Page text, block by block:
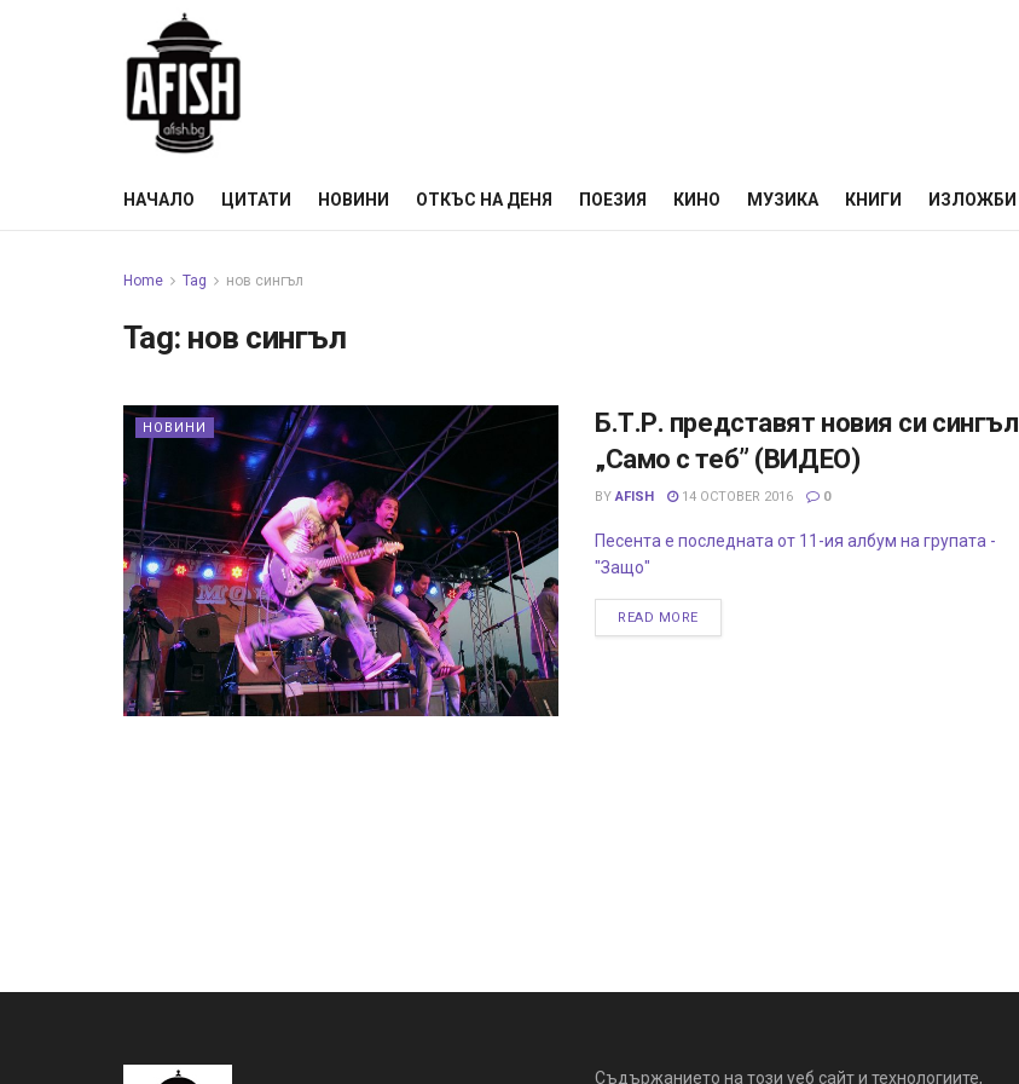
НАЧАЛО ЦИТАТИ НОВИНИ ОТКЪС НА ДЕНЯ ПОЕЗИЯ КИНО МУЗИКА КНИГИ ИЗЛОЖБИ
Home Tag нов сингъл
Tag: нов сингъл
НОВИНИ
Б.Т.Р. представят новия си сингъл
„Само с теб” (ВИДЕО)
BY AFISH 14 OCTOBER 2016 0
Песента е последната от 11-ия албум на групата -
"Защо"
READ MORE
Съдържанието на този уеб сайт и технологиите,